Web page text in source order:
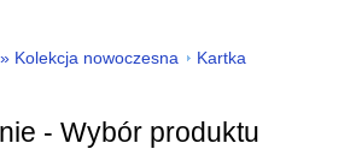
» Kolekcja nowoczesna
Kartka
- Wybór produktu